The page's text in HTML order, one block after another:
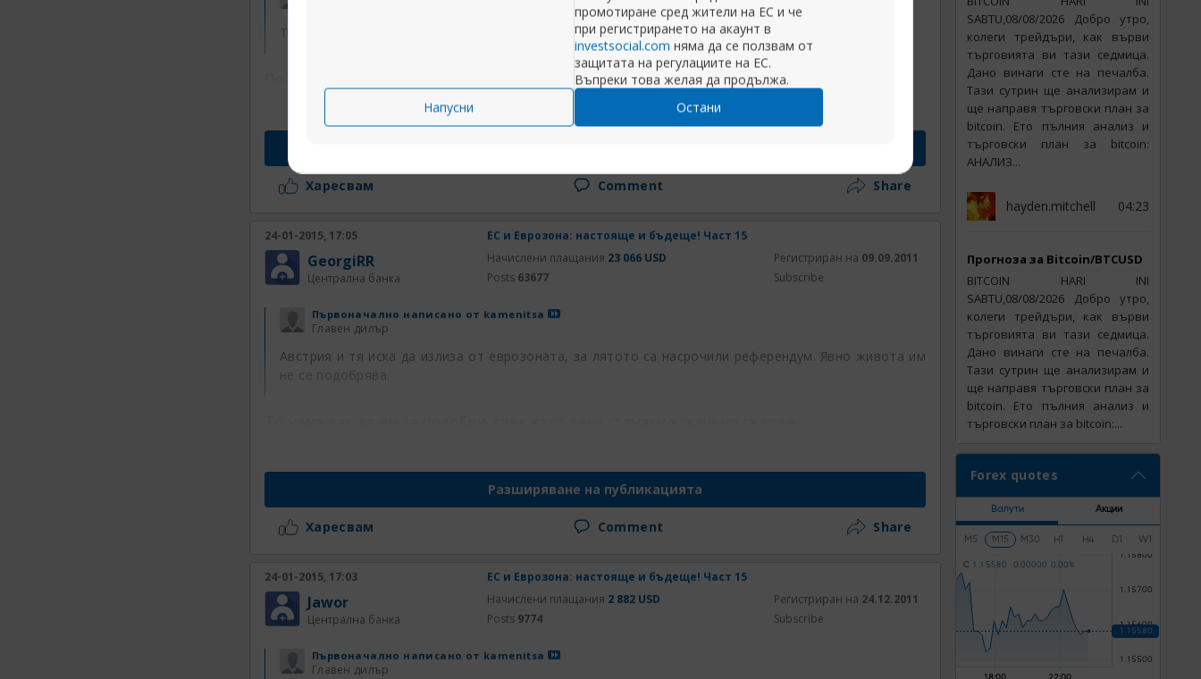
Напусни
промотиране сред жители на ЕС и че
при регистрирането на акаунт в
investsocial.com няма да се ползвам от
защитата на регулациите на ЕС.
Въпреки това желая да продължа.
Остани
То няма как да им се подобри, след като вече станахме скачени съдове.
По-скоро въпроса е , накъде повече може да им се подобри живота .....
Харесвам Comment Share
24-01-2015, 17:05 ЕС и Еврозона: настояще и бъдеще! Част 15
GeorgiRR
Централна банка
Начислени плащания 23 066 USD
Posts 63677
Регистриран на 09.09.2011
Subscribe
Първоначално написано от kamenitsa
Главен дилър
Австрия и тя иска да излиза от еврозоната, за лятото са насрочили референдум. Явно живота им
не се подобрява.
Разширяване на публикацията
Харесвам Comment Share
24-01-2015, 17:03 ЕС и Еврозона: настояще и бъдеще! Част 15
Jawor
Централна банка
Начислени плащания 2 882 USD
Posts 9774
Регистриран на 24.12.2011
Subscribe
Първоначално написано от kamenitsa
Главен дилър
SABTU,08/08/2026 Добро утро,
колеги трейдъри, как върви
търговията ви тази седмица.
Дано винаги сте на печалба.
Тази сутрин ще анализирам и
ще направя търговски план за
bitcoin. Ето пълния анализ и
търговски план за bitcoin:
АНАЛИЗ...
hayden.mitchell 04:23
Прогноза за Bitcoin/BTCUSD
BITCOIN HARI INI
SABTU,08/08/2026 Добро утро,
колеги трейдъри, как върви
търговията ви тази седмица.
Дано винаги сте на печалба.
Тази сутрин ще анализирам и
ще направя търговски план за
bitcoin. Ето пълния анализ и
търговски план за bitcoin:...
Forex quotes
Валути Акции
M5 M15 M30 H1 H4 D1 W1
C 1 .1 5 580 0 .00000 0 .00 %